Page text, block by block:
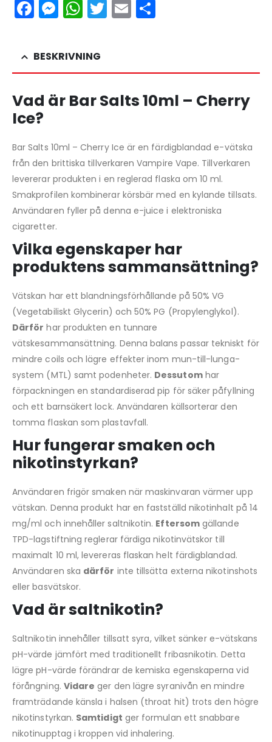
Facebook
Messenger
WhatsApp
Twitter
Email
BESKRIVNING
Vad är Bar Salts 10ml – Cherry
Ice?
Bar Salts 10ml – Cherry Ice är en färdigblandad e-vätska
från den brittiska tillverkaren Vampire Vape. Tillverkaren
levererar produkten i en reglerad flaska om 10 ml.
Smakprofilen kombinerar körsbär med en kylande tillsats.
Användaren fyller på denna e-juice i elektroniska
cigaretter.
Vilka egenskaper har
produktens sammansättning?
Vätskan har ett blandningsförhållande på 50% VG
(Vegetabiliskt Glycerin) och 50% PG (Propylenglykol).
Därför har produkten en tunnare
vätskesammansättning. Denna balans passar tekniskt för
mindre coils och lägre effekter inom mun-till-lunga-
system (MTL) samt podenheter. Dessutomhar
förpackningen en standardiserad pip för säker påfyllning
och ett barnsäkert lock. Användaren källsorterar den
tomma flaskan som plastavfall.
Hur fungerar smaken och
nikotinstyrkan?
Användaren frigör smaken när maskinvaran värmer upp
vätskan. Denna produkt har en fastställd nikotinhalt på 14
mg/ml och innehåller saltnikotin. Eftersomgällande
TPD-lagstiftning reglerar färdiga nikotinvätskor till
maximalt 10 ml, levereras flaskan helt färdigblandad.
Användaren ska därför inte tillsätta externa nikotinshots
eller basvätskor.
Vad är saltnikotin?
Saltnikotin innehåller tillsatt syra, vilket sänker e-vätskans
pH-värde jämfört med traditionellt fribasnikotin. Detta
lägre pH-värde förändrar de kemiska egenskaperna vid
förångning. Vidare ger den lägre syranivån en mindre
framträdande känsla i halsen (throat hit) trots den högre
nikotinstyrkan. Samtidigt ger formulan ett snabbare
nikotinupptag i kroppen vid inhalering.